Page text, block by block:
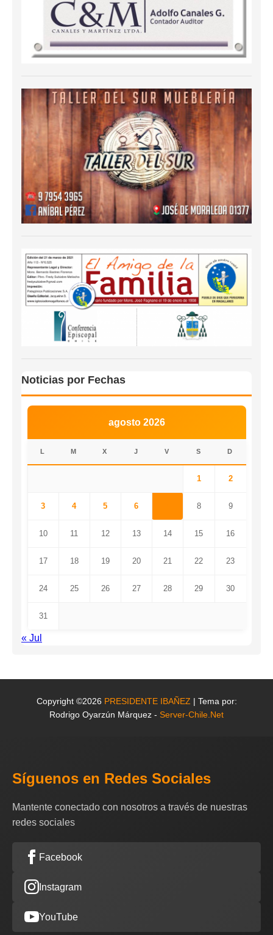
Noticias por Fechas
agosto 2026
L M X J V S D
1 2
3 4 5 6 8 9
10 11 12 13 14 15 16
17 18 19 20 21 22 23
24 25 26 27 28 29 30
31
« Jul
Copyright ©2026 PRESIDENTE IBAÑEZ | Tema por:
Rodrigo Oyarzún Márquez - Server-Chile.Net
Síguenos en Redes Sociales
Mantente conectado con nosotros a través de nuestras
redes sociales
Facebook
Instagram
YouTube